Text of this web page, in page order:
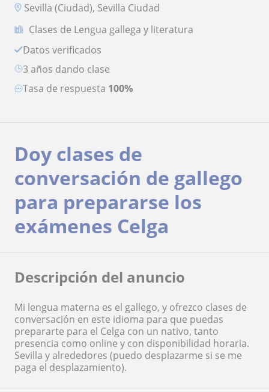
Sevilla (Ciudad), Sevilla Ciudad
Clases de Lengua gallega y literatura
Datos verificados
3 años dando clase
Tasa de respuesta 100%
Doy clases de
conversación de gallego
para prepararse los
exámenes Celga
Descripción del anuncio
Mi lengua materna es el gallego, y ofrezco clases de
conversación en este idioma para que puedas
prepararte para el Celga con un nativo, tanto
presencia como online y con disponibilidad horaria.
Sevilla y alrededores (puedo desplazarme si se me
paga el desplazamiento).